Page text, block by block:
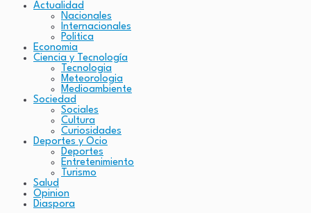
Actualidad
Nacionales
Internacionales
Politica
Economia
Ciencia y Tecnología
Tecnologia
Meteorologia
Medioambiente
Sociedad
Sociales
Cultura
Curiosidades
Deportes y Ocio
Deportes
Entretenimiento
Turismo
Salud
Opinion
Diaspora